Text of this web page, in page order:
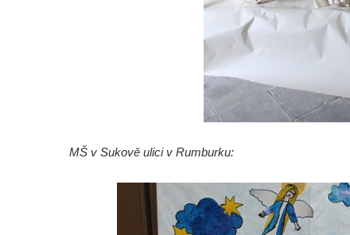
MŠ v Sukově ulici v Rumburku: